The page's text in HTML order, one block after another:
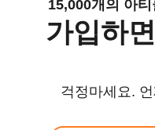
15,000개의 아
가입하
걱정마세요.